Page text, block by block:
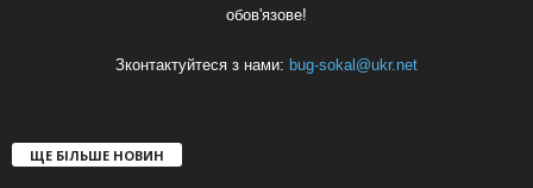
обов'язове!
Зконтактуйтеся з нами: bug-sokal@ukr.net
ЩЕ БІЛЬШЕ НОВИН